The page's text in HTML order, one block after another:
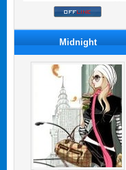
Midnight